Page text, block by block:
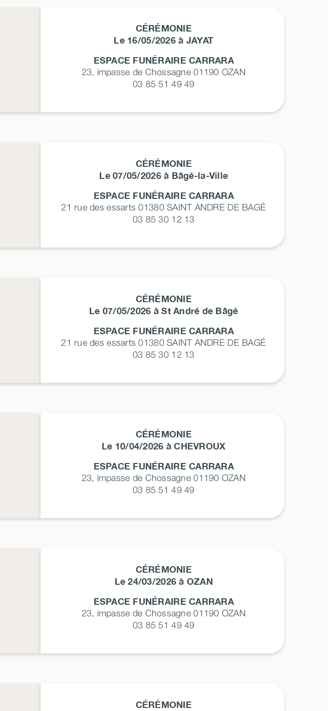
CÉRÉMONIE
Le 16/05/2026 à JAYAT
ESPACE FUNÉRAIRE CARRARA
23, impasse de Chossagne 01190 OZAN
03 85 51 49 49
CÉRÉMONIE
Le 07/05/2026 à Bâgé-la-Ville
ESPACE FUNÉRAIRE CARRARA
21 rue des essarts 01380SAINT ANDRE DE BAGÉ
03 85 30 12 13
CÉRÉMONIE
Le 07/05/2026 à St André de Bâgé
ESPACE FUNÉRAIRE CARRARA
21 rue des essarts 01380SAINT ANDRE DE BAGÉ
03 85 30 12 13
CÉRÉMONIE
Le 10/04/2026 à CHEVROUX
ESPACE FUNÉRAIRE CARRARA
23, impasse de Chossagne 01190 OZAN
03 85 51 49 49
CÉRÉMONIE
Le 24/03/2026 à OZAN
ESPACE FUNÉRAIRE CARRARA
23, impasse de Chossagne 01190 OZAN
03 85 51 49 49
CÉRÉMONIE